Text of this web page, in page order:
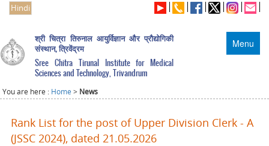
Hindi
Menu
श्री चित्रा तिरुनाल आयुर्विज्ञान और प्रौद्योगिकी
संस्थान, त्रिवेंद्रम
Sree Chitra Tirunal Institute for Medical
Sciences and Technology, Trivandrum
You are here : Home > News
Rank List for the post of Upper Division Clerk - A
(JSSC 2024), dated 21.05.2026